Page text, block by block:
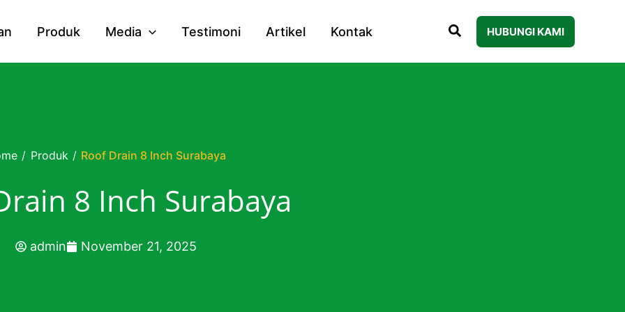
Produk Media Testimoni Artikel Kontak HUBUNGI KAMI
/ Produk / Roof Drain 8 Inch Surabaya
8 Inch Surabaya
admin November 21, 2025